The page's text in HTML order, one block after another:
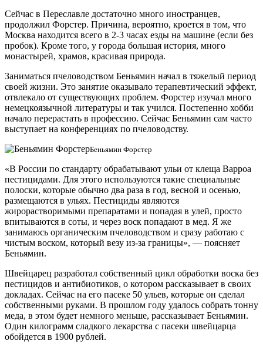
Сейчас в Переславле достаточно много иностранцев,
продолжил Форстер. Причина, вероятно, кроется в том, что
Москва находится всего в 2-3 часах езды на машине (если без
пробок). Кроме того, у города большая история, много
монастырей, храмов, красивая природа.
Заниматься пчеловодством Беньямин начал в тяжелый период
своей жизни. Это занятие оказывало терапевтический эффект,
отвлекало от существующих проблем. Форстер изучал много
немецкоязычной литературы и так учился. Постепенно хобби
начало перерастать в профессию. Сейчас Беньямин сам часто
выступает на конференциях по пчеловодству.
Беньямин Форстер
«В России по стандарту обрабатывают ульи от клеща Варроа
пестицидами. Для этого используются такие специальные
полоски, которые обычно два раза в год, весной и осенью,
размещаются в ульях. Пестициды являются
жирорастворимыми препаратами и попадая в улей, просто
впитываются в соты, и через воск попадают в мед. Я же
занимаюсь органическим пчеловодством и сразу работаю с
чистым воском, который везу из-за границы», — поясняет
Беньямин.
Швейцарец разработал собственный цикл обработки воска без
пестицидов и антибиотиков, о котором рассказывает в своих
докладах. Сейчас на его пасеке 50 ульев, которые он сделал
собственными руками. В прошлом году удалось собрать тонну
меда, в этом будет немного меньше, рассказывает Беньямин.
Один килограмм сладкого лекарства с пасеки швейцарца
обойдется в 1900 рублей.